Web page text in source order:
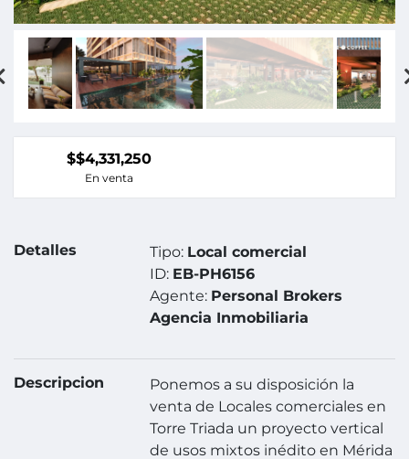
$$4,331,250
En venta
Detalles Tipo: Local comercial
ID: EB-PH6156
Agente: Personal Brokers
Agencia Inmobiliaria
Descripcion
Ponemos a su disposición la
venta de Locales comerciales en
Torre Triada un proyecto vertical
de usos mixtos inédito en Mérida